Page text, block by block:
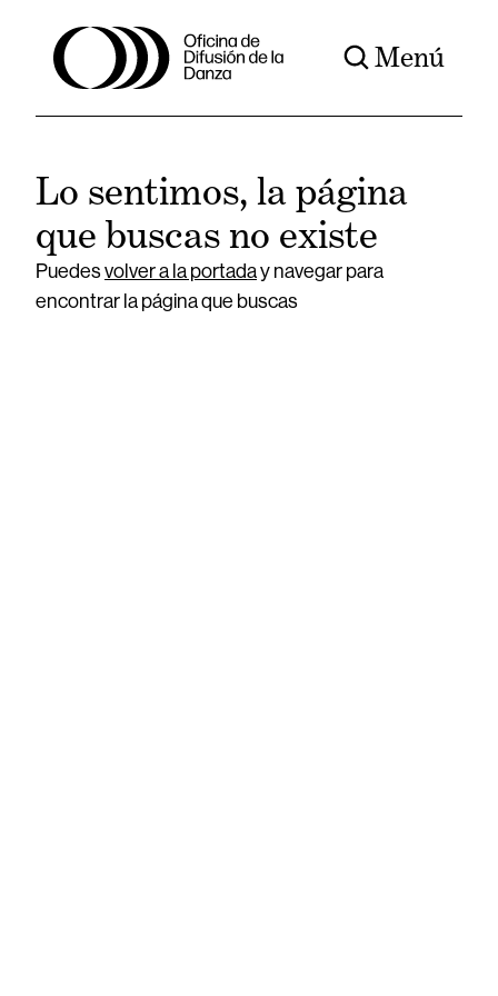
Menú
Lo sentimos, la página
que buscas no existe
Puedesvolver a la portaday navegar para
encontrar la página que buscas